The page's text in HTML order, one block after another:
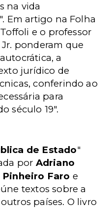
na vida
Em artigo na Folha
e o professor
ponderam que
a
jurídico de
conferindo ao
para
século 19".
de Estado"
por Adriano
Pinheiro Faro e
textos sobre a
países. O livro